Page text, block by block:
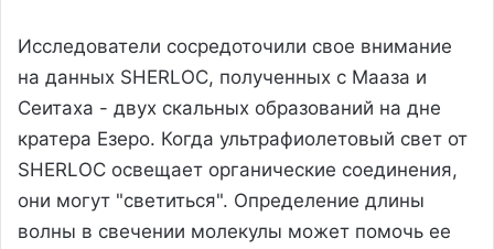
Исследователи сосредоточили свое внимание
на данных SHERLOC, полученных с Мааза и
Сеитаха - двух скальных образований на дне
кратера Езеро. Когда ультрафиолетовый свет от
SHERLOC освещает органические соединения,
они могут "светиться". Определение длины
волны в свечении молекулы может помочь ее